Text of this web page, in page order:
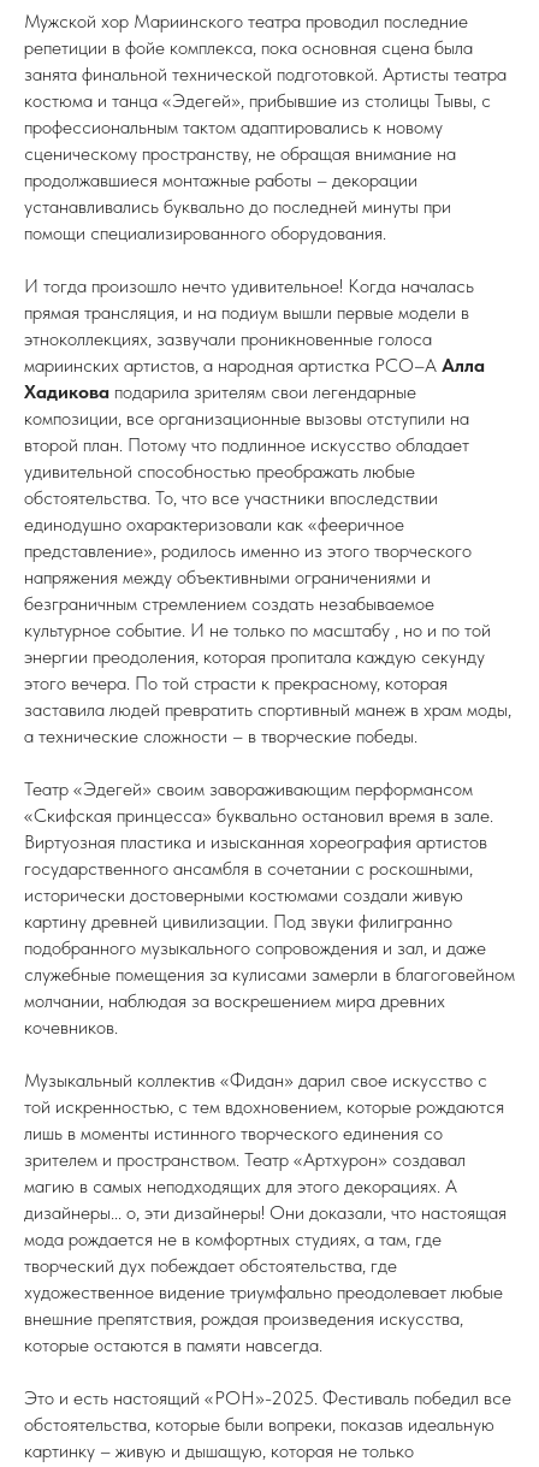
Мужской хор Мариинского театра проводил последние
репетиции в фойе комплекса, пока основная сцена была
занята финальной технической подготовкой. Артисты театра
костюма и танца «Эдегей», прибывшие из столицы Тывы, с
профессиональным тактом адаптировались к новому
сценическому пространству, не обращая внимание на
продолжавшиеся монтажные работы – декорации
устанавливались буквально до последней минуты при
помощи специализированного оборудования.
И тогда произошло нечто удивительное! Когда началась
прямая трансляция, и на подиум вышли первые модели в
этноколлекциях, зазвучали проникновенные голоса
мариинских артистов, а народная артистка РСО–А Алла
Хадикова подарила зрителям свои легендарные
композиции, все организационные вызовы отступили на
второй план. Потому что подлинное искусство обладает
удивительной способностью преображать любые
обстоятельства. То, что все участники впоследствии
единодушно охарактеризовали как «фееричное
представление», родилось именно из этого творческого
напряжения между объективными ограничениями и
безграничным стремлением создать незабываемое
культурное событие. И не только по масштабу , но и по той
энергии преодоления, которая пропитала каждую секунду
этого вечера. По той страсти к прекрасному, которая
заставила людей превратить спортивный манеж в храм моды,
а технические сложности – в творческие победы.
Театр «Эдегей» своим завораживающим перформансом
«Скифская принцесса» буквально остановил время в зале.
Виртуозная пластика и изысканная хореография артистов
государственного ансамбля в сочетании с роскошными,
исторически достоверными костюмами создали живую
картину древней цивилизации. Под звуки филигранно
подобранного музыкального сопровождения и зал, и даже
служебные помещения за кулисами замерли в благоговейном
молчании, наблюдая за воскрешением мира древних
кочевников.
Музыкальный коллектив «Фидан» дарил свое искусство с
той искренностью, с тем вдохновением, которые рождаются
лишь в моменты истинного творческого единения со
зрителем и пространством. Театр «Артхурон» создавал
магию в самых неподходящих для этого декорациях. А
дизайнеры... о, эти дизайнеры! Они доказали, что настоящая
мода рождается не в комфортных студиях, а там, где
творческий дух побеждает обстоятельства, где
художественное видение триумфально преодолевает любые
внешние препятствия, рождая произведения искусства,
которые остаются в памяти навсегда.
Это и есть настоящий «РОН»-2025. Фестиваль победил все
обстоятельства, которые были вопреки, показав идеальную
картинку – живую и дышащую, которая не только